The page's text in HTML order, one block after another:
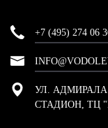
+7 (495) 274 06
УЛ.
СТАДИОН, ТЦ